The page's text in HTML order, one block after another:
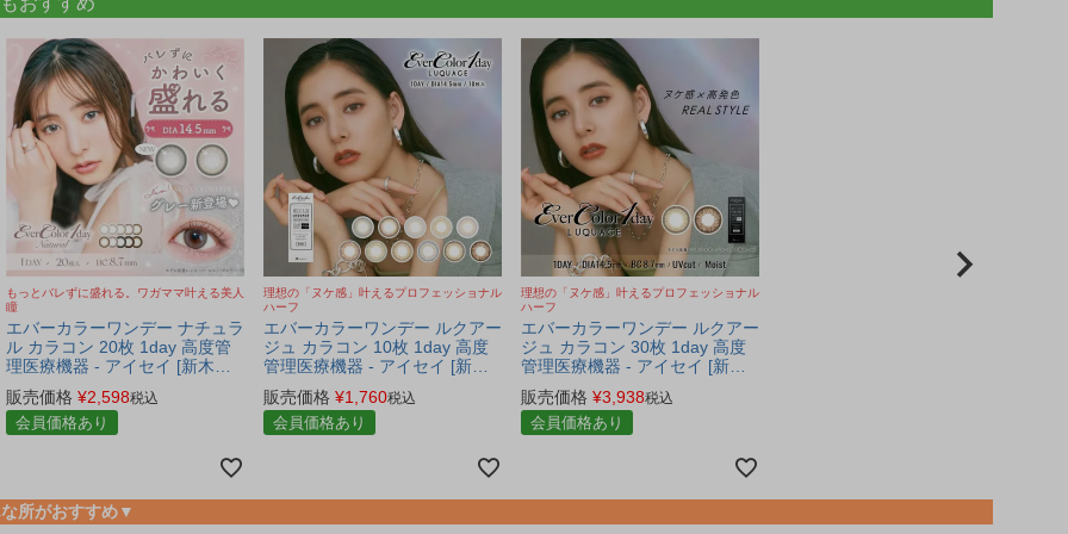
もっとバレずに盛れる。ワガママ叶える美人
瞳
エバーカラーワンデー ナチュラ
ル カラコン 20枚 1day 高度管
理医療機器 - アイセイ [新木優
子/カラーコンタクト] ※ネコポ
ス対応商品
販売価格 ¥2,598税込
会員価格あり
理想の「ヌケ感」叶えるプロフェッショナル
ハーフ
エバーカラーワンデー ルクアー
ジュ カラコン 10枚 1day 高度
管理医療機器 - アイセイ [新木
優子/カラーコンタクト] ※ネコ
ポス対応商品
販売価格 ¥1,760税込
会員価格あり
理想の「ヌケ感」叶えるプロフェッショナル
ハーフ
エバーカラーワンデー ルクアー
ジュ カラコン 30枚 1day 高度
管理医療機器 - アイセイ [新木
優子/カラーコンタクト]
販売価格 ¥3,938税込
会員価格あり
所がおすすめ▼